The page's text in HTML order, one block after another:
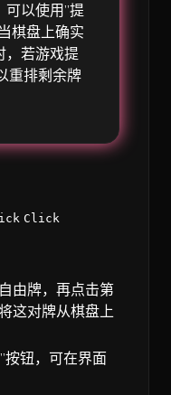
可以使用”提
棋盘上确实
，若游戏提
重排剩余牌
Click
由牌，再点击第
这对牌从棋盘上
按钮，可在界面